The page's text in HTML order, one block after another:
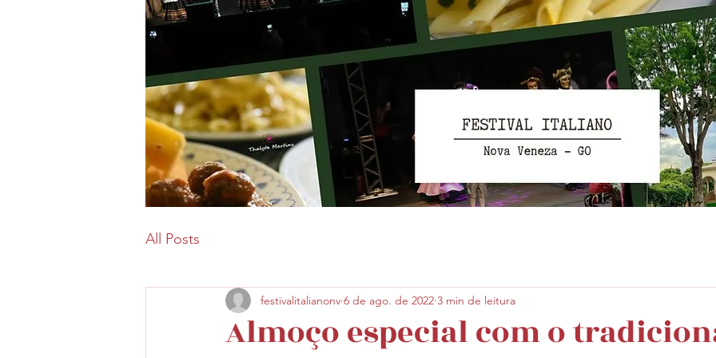
All Posts
Almoço especial com o
festivalitalianonv 6 de ago. de 2022 3 min de leitura